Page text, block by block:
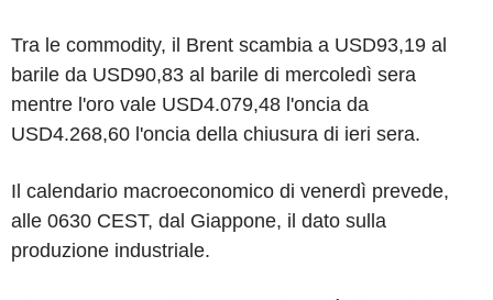
Tra le commodity, il Brent scambia a USD93,19 al
barile da USD90,83 al barile di mercoledì sera
mentre l'oro vale USD4.079,48 l'oncia da
USD4.268,60 l'oncia della chiusura di ieri sera.
Il calendario macroeconomico di venerdì prevede,
alle 0630 CEST, dal Giappone, il dato sulla
produzione industriale.